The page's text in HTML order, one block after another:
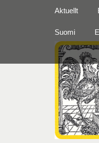
Primär
innehåll
Aktuellt
Suomi